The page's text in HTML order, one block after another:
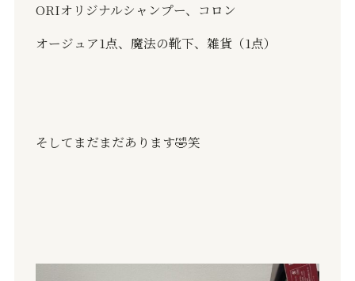
ORIオリジナルシャンプー、コロン
オージュア1点、魔法の靴下、雑貨（1点）
そしてまだまだあります🤣笑